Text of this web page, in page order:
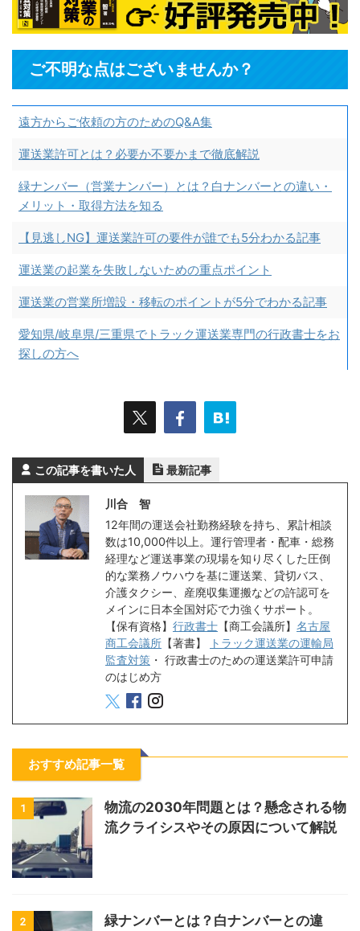
ご不明な点はございませんか？
遠方からご依頼の方のためのQ&A集
運送業許可とは？必要か不要かまで徹底解説
緑ナンバー（営業ナンバー）とは？白ナンバーとの違い・
メリット・取得方法を知る
【見逃しNG】運送業許可の要件が誰でも5分わかる記事
運送業の起業を失敗しないための重点ポイント
運送業の営業所増設・移転のポイントが5分でわかる記事
愛知県/岐阜県/三重県でトラック運送業専門の行政書士をお
探しの方へ
この記事を書いた人 最新記事
川合 智
12年間の運送会社勤務経験を持ち、累計相談
数は10,000件以上。運行管理者・配車・総務
経理など運送事業の現場を知り尽くした圧倒
的な業務ノウハウを基に運送業、貸切バス、
介護タクシー、産廃収集運搬などの許認可を
メインに日本全国対応で力強くサポート。
【保有資格】 行政書士 【商工会議所】 名古屋
商工会議所 【著書】
トラック運送業の運輸局
監査対策 ・ 行政書士のための運送業許可申請
のはじめ方
おすすめ記事一覧
1
物流の2030年問題とは？懸念される物
流クライシスやその原因について解説
2
緑ナンバーとは？白ナンバーとの違